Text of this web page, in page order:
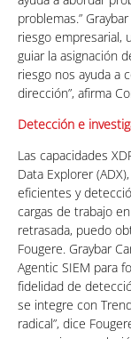
problemas.”
riesgo empresarial,
guiar la asignación
riesgo nos ayuda a
dirección”, afirma
Detección e
Las capacidades
Data Explorer
eficientes y
cargas de trabajo
retrasada, puedo
Fougere. Graybar
Agentic SIEM para
fidelidad de
se integre con
radical”, dice